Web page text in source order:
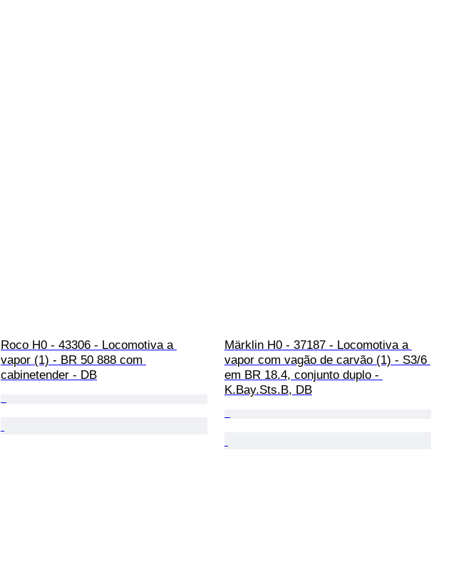
Roco H0 - 43306 - Locomotiva a
vapor (1) - BR 50 888 com
cabinetender - DB
Märklin H0 - 37187 - Locomotiva a
vapor com vagão de carvão (1) - S3/6
em BR 18.4, conjunto duplo -
K.Bay.Sts.B, DB